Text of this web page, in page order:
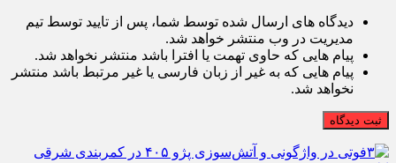
دیدگاه های ارسال شده توسط شما، پس از تایید توسط تیم
مدیریت در وب منتشر خواهد شد.
پیام هایی که حاوی تهمت یا افترا باشد منتشر نخواهد شد.
پیام هایی که به غیر از زبان فارسی یا غیر مرتبط باشد منتشر
نخواهد شد.
ثبت دیدگاه